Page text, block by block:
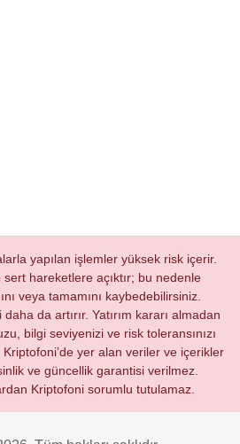
yapılan işlemler yüksek risk içerir.
sert hareketlere açıktır; bu nedenle
veya tamamını kaybedebilirsiniz.
da artırır. Yatırım kararı almadan
bilgi seviyenizi ve risk toleransınızı
yer alan veriler ve içerikler
ve güncellik garantisi verilmez.
Kriptofoni sorumlu tutulamaz.